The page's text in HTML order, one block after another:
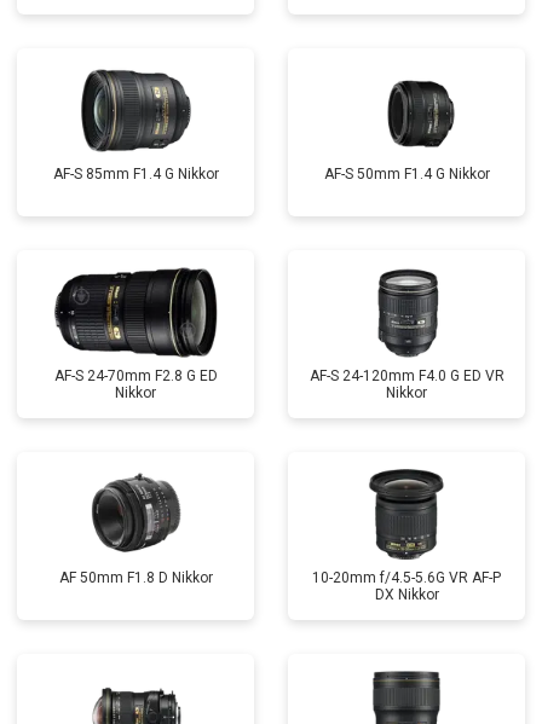
AF-S 85mm F1.4 G Nikkor AF-S 50mm F1.4 G Nikkor
AF-S 24-70mm F2.8 G ED
Nikkor
AF-S 24-120mm F4.0 G ED VR
Nikkor
AF 50mm F1.8 D Nikkor
10-20mm f/4.5-5.6G VR AF-P
DX Nikkor